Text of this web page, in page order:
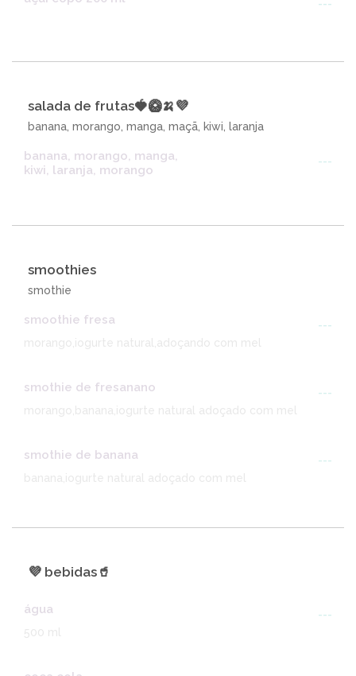
---
salada de frutas🍓🥝🍌💜
banana, morango, manga, maçã, kiwi, laranja
banana, morango, manga,
kiwi, laranja, morango
---
smoothies
smothie
smoothie fresa
---
morango,iogurte natural,adoçando com mel
smothie de fresanano
---
morango,banana,iogurte natural adoçado com mel
smothie de banana
---
banana,iogurte natural adoçado com mel
💜 bebidas🥤
água
---
500 ml